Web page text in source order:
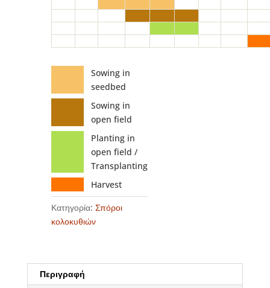
Sowing in
seedbed
Sowing in
open field
Planting in
open field /
Transplanting
Harvest
Κατηγορία: Σπόροι
κολοκυθιών
Περιγραφή